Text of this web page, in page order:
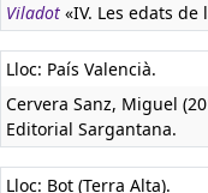
Viladot «IV. Les edats de
Lloc: País Valencià.
Cervera Sanz, Miguel
Editorial Sargantana.
Lloc: Bot (Terra Alta).